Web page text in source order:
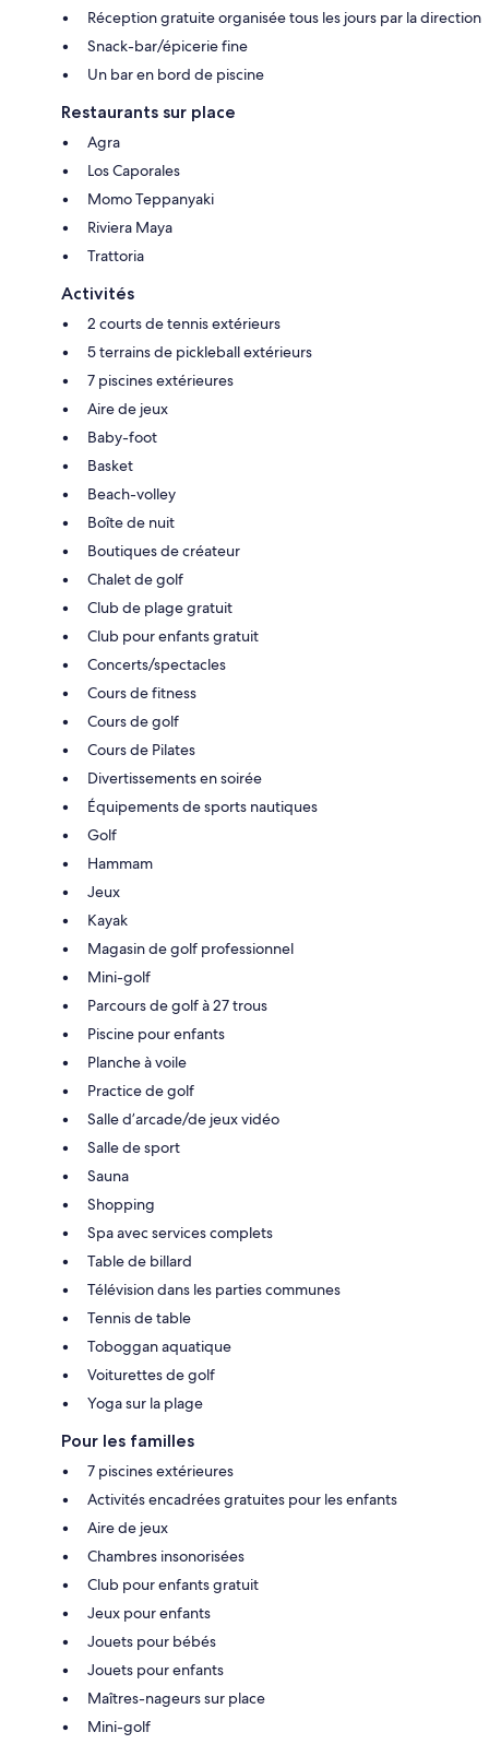
Réception gratuite organisée tous les jours par la direction
Snack-bar/épicerie fine
Un bar en bord de piscine
Restaurants sur place
Agra
Los Caporales
Momo Teppanyaki
Riviera Maya
Trattoria
Activités
2 courts de tennis extérieurs
5 terrains de pickleball extérieurs
7 piscines extérieures
Aire de jeux
Baby-foot
Basket
Beach-volley
Boîte de nuit
Boutiques de créateur
Chalet de golf
Club de plage gratuit
Club pour enfants gratuit
Concerts/spectacles
Cours de fitness
Cours de golf
Cours de Pilates
Divertissements en soirée
Équipements de sports nautiques
Golf
Hammam
Jeux
Kayak
Magasin de golf professionnel
Mini-golf
Parcours de golf à 27 trous
Piscine pour enfants
Planche à voile
Practice de golf
Salle d’arcade/de jeux vidéo
Salle de sport
Sauna
Shopping
Spa avec services complets
Table de billard
Télévision dans les parties communes
Tennis de table
Toboggan aquatique
Voiturettes de golf
Yoga sur la plage
Pour les familles
7 piscines extérieures
Activités encadrées gratuites pour les enfants
Aire de jeux
Chambres insonorisées
Club pour enfants gratuit
Jeux pour enfants
Jouets pour bébés
Jouets pour enfants
Maîtres-nageurs sur place
Mini-golf